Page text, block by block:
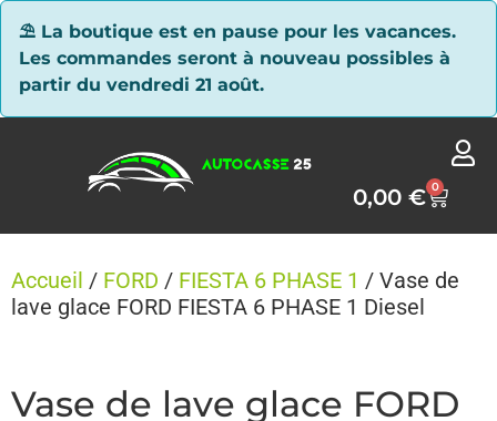
⛱ La boutique est en pause pour les vacances.
Les commandes seront à nouveau possibles à
partir du vendredi 21 août.
0,00€ 0
Accueil / FORD / FIESTA 6 PHASE 1 / Vase de
lave glace FORD FIESTA 6 PHASE 1 Diesel
Vase de lave glace FORD
Panneau de gestion des cookies